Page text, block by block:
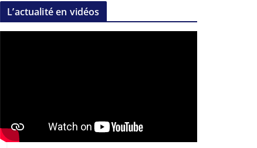
L’actualité en vidéos